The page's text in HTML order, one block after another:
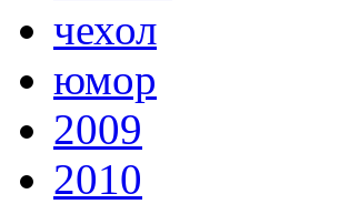
чехол
юмор
2009
2010